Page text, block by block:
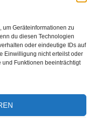
Geräteinformationen zu
du diesen Technologien
oder eindeutige IDs auf
Einwilligung nicht erteilst oder
und Funktionen beeinträchtigt